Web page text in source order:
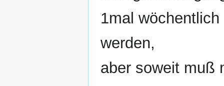
1mal
werden,
aber soweit muß